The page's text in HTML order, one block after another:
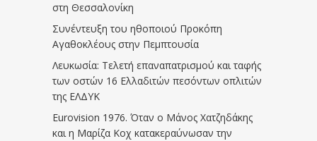
στη Θεσσαλονίκη
Συνέντευξη του ηθοποιού Προκόπη
Αγαθοκλέους στην Πεμπτουσία
Λευκωσία: Τελετή επαναπατρισμού και ταφής
των οστών 16 Ελλαδιτών πεσόντων οπλιτών
της ΕΛΔΥΚ
Eurovision 1976. Όταν ο Μάνος Χατζηδάκης
και η Μαρίζα Κοχ κατακεραύνωσαν την